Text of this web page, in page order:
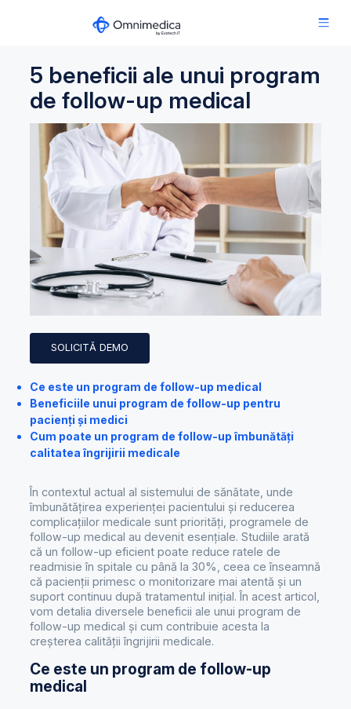
5 beneficii ale unui program
de follow-up medical
SOLICITĂ DEMO
Ce este un program de follow-up medical
Beneficiile unui program de follow-up pentru
pacienți și medici
Cum poate un program de follow-up îmbunătăți
calitatea îngrijirii medicale
În contextul actual al sistemului de sănătate, unde
îmbunătățirea experienței pacientului și reducerea
complicațiilor medicale sunt priorități, programele de
follow-up medical au devenit esențiale. Studiile arată
că un follow-up eficient poate reduce ratele de
readmisie în spitale cu până la 30%, ceea ce înseamnă
că pacienții primesc o monitorizare mai atentă și un
suport continuu după tratamentul inițial. În acest articol,
vom detalia diversele beneficii ale unui program de
follow-up medical și cum contribuie acesta la
creșterea calității îngrijirii medicale.
Ce este un program de follow-up
medical